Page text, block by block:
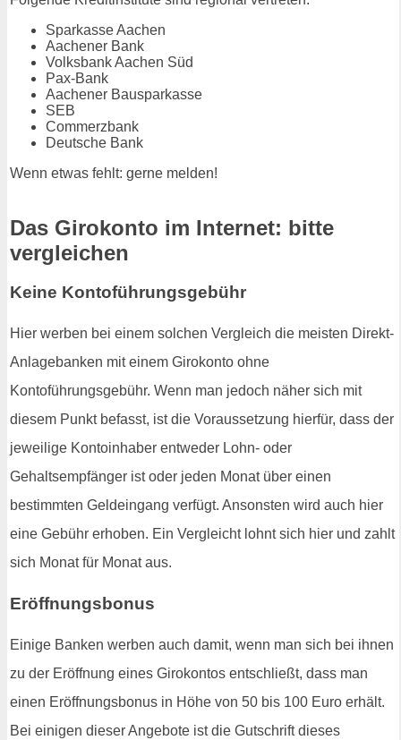
Sparkasse Aachen
Aachener Bank
Volksbank Aachen Süd
Pax-Bank
Aachener Bausparkasse
SEB
Commerzbank
Deutsche Bank
Wenn etwas fehlt: gerne melden!
Das Girokonto im Internet: bitte
vergleichen
Keine Kontoführungsgebühr
Hier werben bei einem solchen Vergleich die meisten Direkt-
Anlagebanken mit einem Girokonto ohne
Kontoführungsgebühr. Wenn man jedoch näher sich mit
diesem Punkt befasst, ist die Voraussetzung hierfür, dass der
jeweilige Kontoinhaber entweder Lohn- oder
Gehaltsempfänger ist oder jeden Monat über einen
bestimmten Geldeingang verfügt. Ansonsten wird auch hier
eine Gebühr erhoben. Ein Vergleicht lohnt sich hier und zahlt
sich Monat für Monat aus.
Eröffnungsbonus
Einige Banken werben auch damit, wenn man sich bei ihnen
zu der Eröffnung eines Girokontos entschließt, dass man
einen Eröffnungsbonus in Höhe von 50 bis 100 Euro erhält.
Bei einigen dieser Angebote ist die Gutschrift dieses